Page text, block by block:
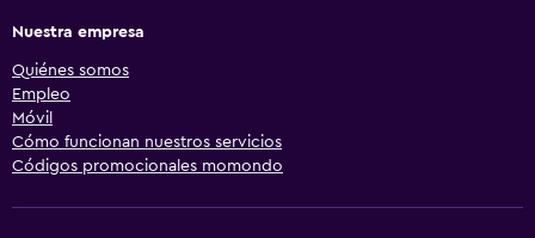
Nuestra empresa
Quiénes somos
Empleo
Móvil
Cómo funcionan nuestros servicios
Códigos promocionales momondo